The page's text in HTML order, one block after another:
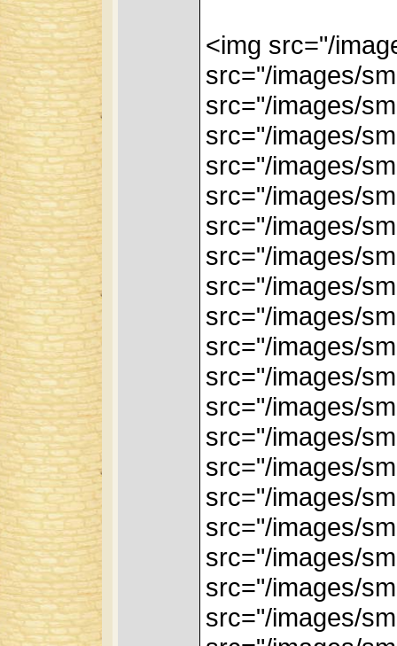
<img src="/
src="/images/
src="/images/
src="/images/
src="/images/
src="/images/
src="/images/
src="/images/
src="/images/
src="/images/
src="/images/
src="/images/
src="/images/
src="/images/
src="/images/
src="/images/
src="/images/
src="/images/
src="/images/
src="/images/